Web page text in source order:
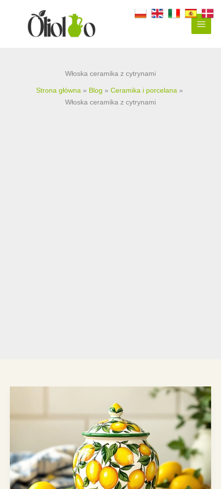
Włoska ceramika z cytrynami
Strona główna Blog
Ceramika i porcelana
Włoska ceramika z cytrynami